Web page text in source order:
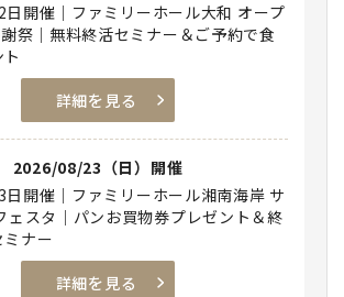
開催｜ファミリーホール大和 オープ
祭｜無料終活セミナー＆ご予約で食
詳細を見る
2026/08/23（日）開催
開催｜ファミリーホール湘南海岸 サ
ェスタ｜パンお買物券プレゼント＆終
ナー
詳細を見る